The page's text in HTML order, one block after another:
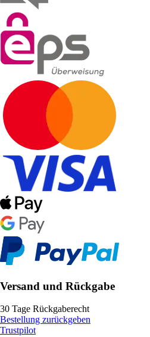
Versand und Rückgabe
30 Tage Rückgaberecht
Bestellung zurückgeben
Trustpilot